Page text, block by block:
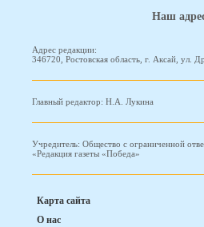
Наш
Адрес редакции:
346720, Ростовская область, г. Аксай, ул.
Главный редактор: Н.А. Лукина
Учредитель: Общество с ограниченной
«Редакция газеты «Победа»
Карта сайта
О нас